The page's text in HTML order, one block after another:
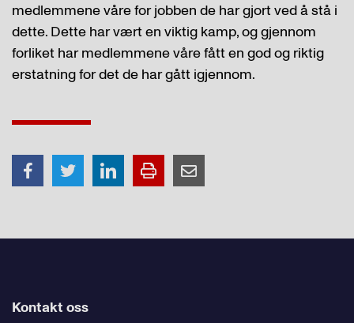
medlemmene våre for jobben de har gjort ved å stå i
dette. Dette har vært en viktig kamp, og gjennom
forliket har medlemmene våre fått en god og riktig
erstatning for det de har gått igjennom.
Kontakt oss